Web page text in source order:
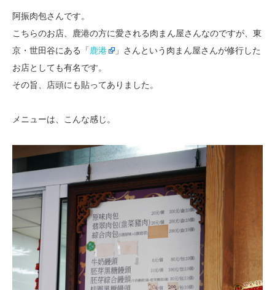
阿振肉包さんです。
こちらのお店、鹿港の方に愛される肉まん屋さんなのですが、東
京・世田谷にある「鹿港
」さんという肉まん屋さんが修行した
お店としても有名です。
その旨、店頭にも貼ってありました。
メニューは、こんな感じ。